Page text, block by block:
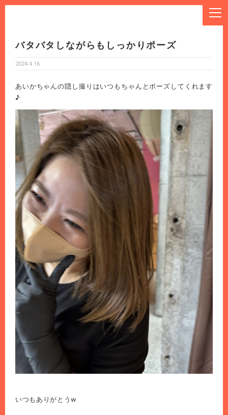
バタバタしながらもしっかりポーズ
2024.4.16
あいかちゃんの隠し撮りはいつもちゃんとポーズしてくれます
♪
いつもありがとうw